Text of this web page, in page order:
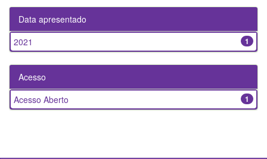
Data apresentado
1
2021
Acesso
1
Acesso Aberto